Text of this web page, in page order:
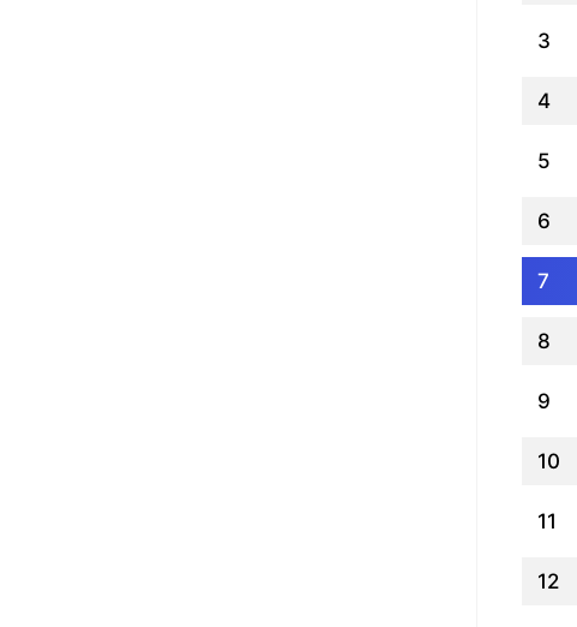
3
4
5
6
7
8
9
10
11
12